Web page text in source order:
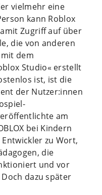
vielmehr eine
kann Roblox
Zugriff auf über
die von anderen
dem
Studio« erstellt
ist, ist die
der Nutzer:innen
am
bei Kindern
zu Wort,
die
und vor
dazu später